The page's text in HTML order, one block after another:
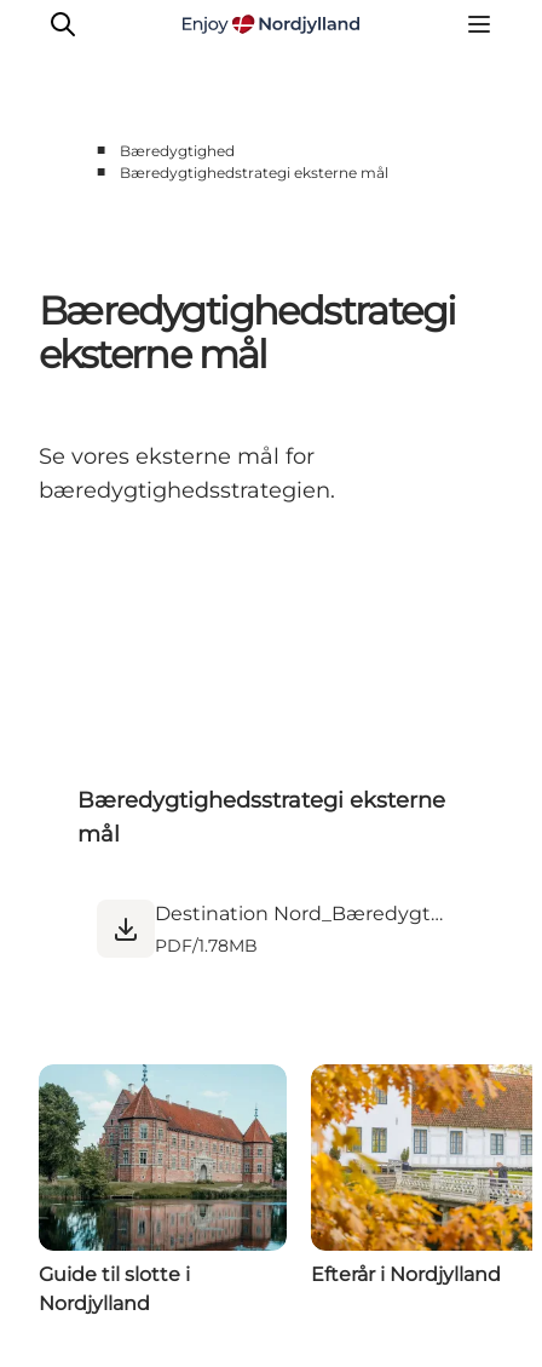
Partnerskab
Bæredygtighed
Om os
■
Bæredygtighed
■
Bæredygtighedstrategi eksterne mål
Bæredygtighedstrategi
eksterne mål
Se vores eksterne mål for
bæredygtighedsstrategien.
Bæredygtighedsstrategi eksterne
mål
Destination Nord_Bæredygtighedsstrategi 2024-2030_ med eksterne.pdf
PDF/1.78MB
Guide til slotte i
Nordjylland
Efterår i Nordjylland